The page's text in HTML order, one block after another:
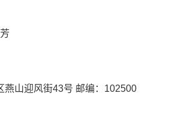
燕山迎风街43号 邮编：102500